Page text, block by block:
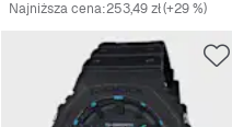
Najniższa cena:253,49 zł(+29 %)